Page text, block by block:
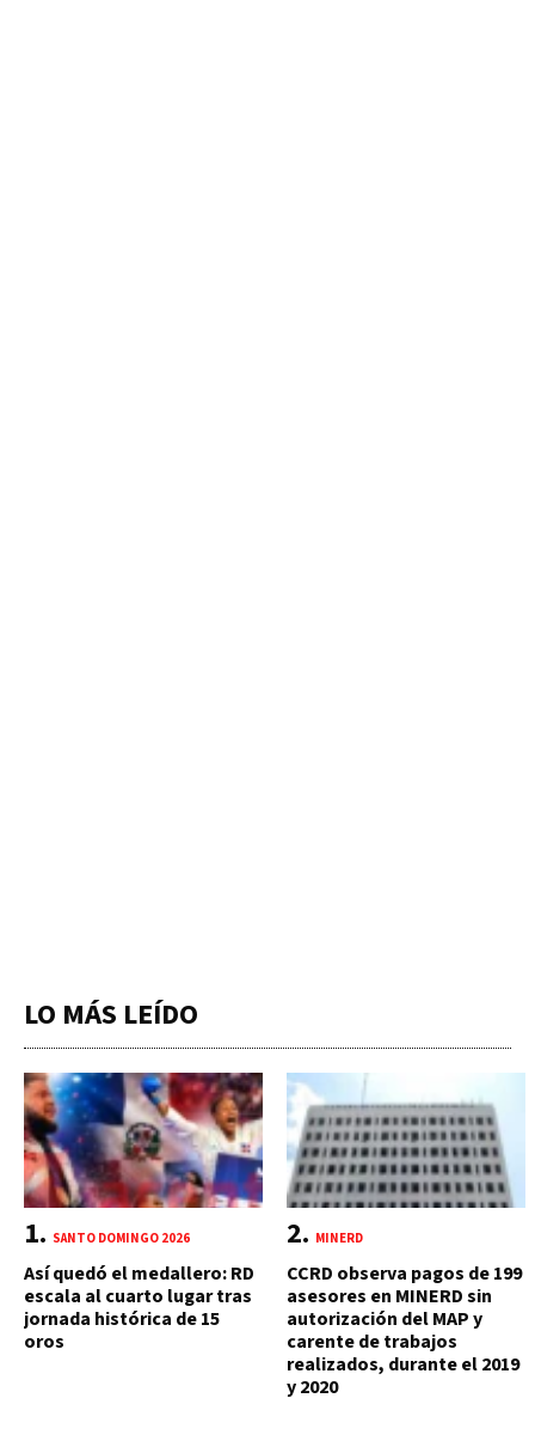
LO MÁS LEÍDO
SANTO DOMINGO 2026
Así quedó el medallero: RD
escala al cuarto lugar tras
jornada histórica de 15
oros
MINERD
CCRD observa pagos de 199
asesores en MINERD sin
autorización del MAP y
carente de trabajos
realizados, durante el 2019
y 2020